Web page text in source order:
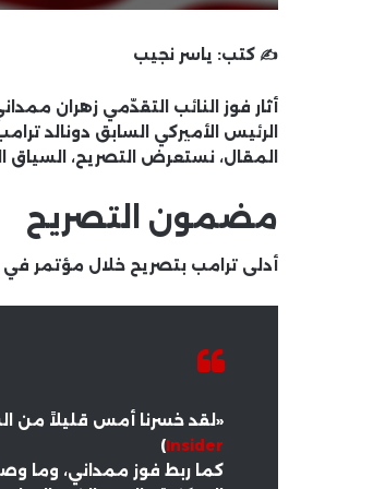
✍️ كتب: ياسر نجيب
أثار فوز النائب التقدّمي زهران
الرئيس الأميركي السابق دونالد
المقال، نستعرض التصريح، السياق
مضمون التصريح
أدلى ترامب بتصريح خلال مؤتمر في
«لقد خسرنا أمس قليلاً من
Insider
)
كما ربط فوز ممداني، وما